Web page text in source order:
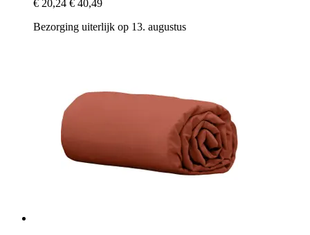
€ 20,24 € 40,49
Bezorging uiterlijk op 13. augustus